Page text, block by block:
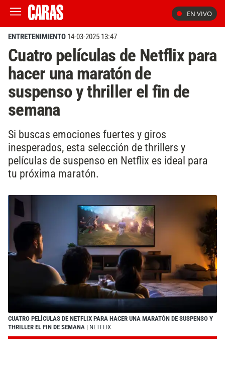
EN VIVO
ENTRETENIMIENTO 14-03-2025 13:47
Cuatro películas de Netflix para
hacer una maratón de
suspenso y thriller el fin de
semana
Si buscas emociones fuertes y giros
inesperados, esta selección de thrillers y
películas de suspenso en Netflix es ideal para
tu próxima maratón.
CUATRO PELÍCULAS DE NETFLIX PARA HACER UNA MARATÓN DE SUSPENSO Y
THRILLER EL FIN DE SEMANA | NETFLIX